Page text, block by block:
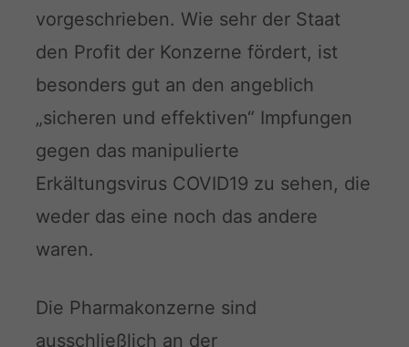
vorgeschrieben. Wie sehr der Staat
den Profit der Konzerne fördert, ist
besonders gut an den angeblich
„sicheren und effektiven“ Impfungen
gegen das manipulierte
Erkältungsvirus COVID19 zu sehen, die
weder das eine noch das andere
waren.
Die Pharmakonzerne sind
ausschließlich an der